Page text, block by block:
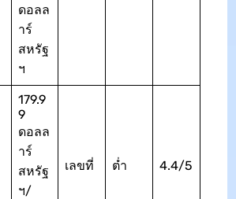
ดอลล
าร์
สหรัฐ
ฯ
179.9
9
ดอลล
าร์
สหรัฐ
ฯ/
เลขที่ ต่ำ 4.4/5